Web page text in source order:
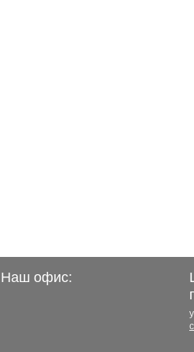
Наш офис: